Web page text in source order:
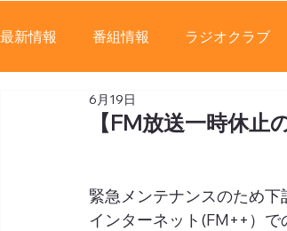
最新情報 番組情報 ラジオクラブ
番組審議会
【FM放送一時休止
6月19日
緊急メンテナンスのため下
インターネット(FM++）で